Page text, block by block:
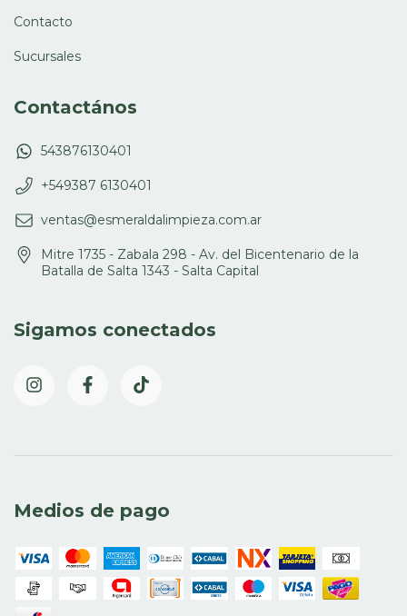
Contacto
Sucursales
Contactános
543876130401
+549387 6130401
ventas@esmeraldalimpieza.com.ar
Mitre 1735 - Zabala 298 - Av. del Bicentenario de la
Batalla de Salta 1343 - Salta Capital
Sigamos conectados
Medios de pago